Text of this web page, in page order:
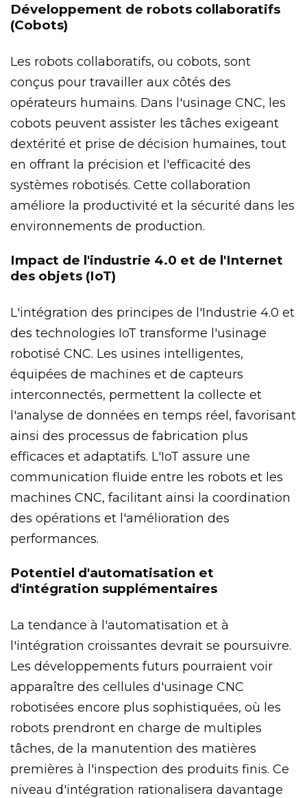
Développement de robots collaboratifs
(Cobots)
Les robots collaboratifs, ou cobots, sont
conçus pour travailler aux côtés des
opérateurs humains. Dans l'usinage CNC, les
cobots peuvent assister les tâches exigeant
dextérité et prise de décision humaines, tout
en offrant la précision et l'efficacité des
systèmes robotisés. Cette collaboration
améliore la productivité et la sécurité dans les
environnements de production.
Impact de l'industrie 4.0 et de l'Internet
des objets (IoT)
L'intégration des principes de l'Industrie 4.0 et
des technologies IoT transforme l'usinage
robotisé CNC. Les usines intelligentes,
équipées de machines et de capteurs
interconnectés, permettent la collecte et
l'analyse de données en temps réel, favorisant
ainsi des processus de fabrication plus
efficaces et adaptatifs. L'IoT assure une
communication fluide entre les robots et les
machines CNC, facilitant ainsi la coordination
des opérations et l'amélioration des
performances.
Potentiel d'automatisation et
d'intégration supplémentaires
La tendance à l'automatisation et à
l'intégration croissantes devrait se poursuivre.
Les développements futurs pourraient voir
apparaître des cellules d'usinage CNC
robotisées encore plus sophistiquées, où les
robots prendront en charge de multiples
tâches, de la manutention des matières
premières à l'inspection des produits finis. Ce
niveau d'intégration rationalisera davantage